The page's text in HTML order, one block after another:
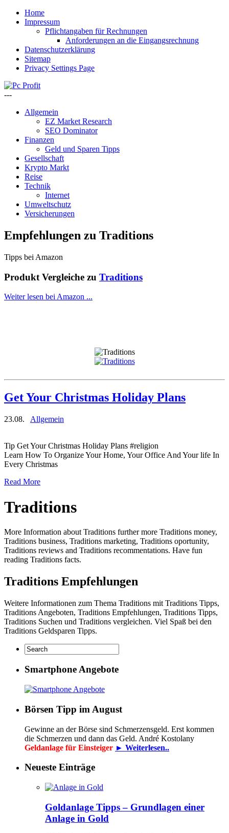
Home
Impressum
Pflichtangaben für Rechnungen
Anforderungen an die Eingangsrechnung
Datenschutzerklärung
Sitemap
Privacy Settings Page
---
Allgemein
EZ Market Research
SEO Dominator
Finanzen
Geld und Sparen Tipps
Gesellschaft
Krypto Markt
Reise
Technik
Internet
Umweltschutz
Versicherungen
Empfehlungen zu Traditions
Tipps bei Amazon
Produkt Vergleiche zu Traditions
Weiter lesen bei Amazon ...
Get Your Christmas Holiday Plans
23.08. Allgemein
Tip Get Your Christmas Holiday Plans #religion
Learn How To Organize Your Home, Your Office And Your life In
Every Christmas
Read More
Traditions
More Information about Traditions further more Traditions money,
Traditions business, Traditions marketing, Traditions oportunity,
Traditions reviews and Traditions recommentations. Have fun
reading Traditions facts.
Traditions Empfehlungen
Weitere Informationen zum Thema Traditions mit Traditions Tipps,
Traditions Angeboten, Traditions Empfehlungen, Traditions Tipps,
Traditions Suchen und Traditions vergleichen. Viel Spaß bei den
Traditions Geldsparen Tipps.
Smartphone Angebote
Börsen Tipp im August
Gewinne an der Börse sind Schmerzensgeld. Erst kommen
die Schmerzen und dann das Geld. André Kostolany
Geldanlage für Einsteiger ► Weiterlesen..
Neueste Einträge
Goldanlage Tipps – Grundlagen einer
Anlage in Gold